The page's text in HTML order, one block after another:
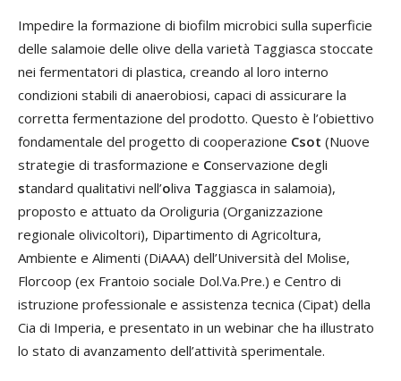
Impedire la formazione di biofilm microbici sulla superficie
delle salamoie delle olive della varietà Taggiasca stoccate
nei fermentatori di plastica, creando al loro interno
condizioni stabili di anaerobiosi, capaci di assicurare la
corretta fermentazione del prodotto. Questo è l’obiettivo
fondamentale del progetto di cooperazione Csot (Nuove
strategie di trasformazione e Conservazione degli
standard qualitativi nell’oliva Taggiasca in salamoia),
proposto e attuato da Oroliguria (Organizzazione
regionale olivicoltori), Dipartimento di Agricoltura,
Ambiente e Alimenti (DiAAA) dell’Università del Molise,
Florcoop (ex Frantoio sociale Dol.Va.Pre.) e Centro di
istruzione professionale e assistenza tecnica (Cipat) della
Cia di Imperia, e presentato in un webinar che ha illustrato
lo stato di avanzamento dell’attività sperimentale.